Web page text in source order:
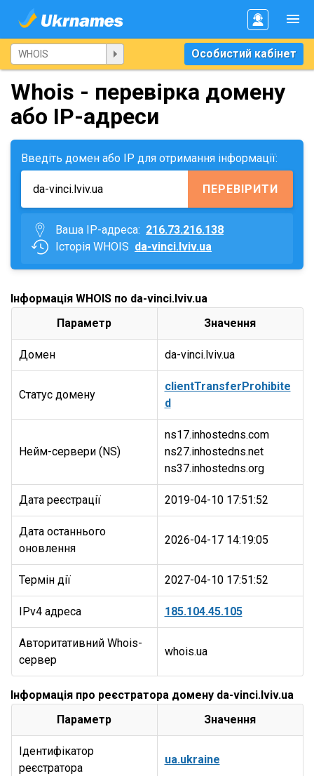
Особистий кабінет
Whois - перевірка домену
або IP-адреси
Введіть домен або IP для отримання інформації:
ПЕРЕВІРИТИ
Ваша IP-адреса: 216.73.216.138
Історія WHOIS da-vinci.lviv.ua
Інформація WHOIS по da-vinci.lviv.ua
Параметр
Значення
Домен da-vinci.lviv.ua
Статус домену
clientTransferProhibite
d
Нейм-сервери (NS)
ns17.inhostedns.com
ns27.inhostedns.net
Дата реєстрації 2019-04-10 17:51:52
Дата останнього
оновлення
2026-04-17 14:19:05
Термін дії 2027-04-10 17:51:52
IPv4 адреса 185.104.45.105
Авторитативний Whois-
сервер
whois.ua
Інформація про реєстратора домену da-vinci.lviv.ua
Параметр
Значення
Ідентифікатор
реєстратора
ua.ukraine